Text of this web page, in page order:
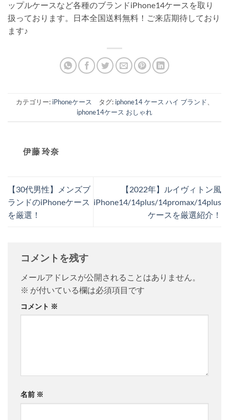
ップルケースなど各種のブランドiPhone14ケースを取り
扱っております。日本全国送料無料！ご来店期待しており
ます♪
カテゴリー: iPhoneケース タグ: iphone14 ケース ハイ ブランド
iphone14ケース おしゃれ
伊藤 玲奈
【30代男性】メンズブ
ランドのiPhoneケース
を厳選！
【2022年】ルイヴィトン風
iPhone14/14plus/14promax/14plus
ケースを厳選紹介！
コメントを残す
メールアドレスが公開されることはありません。
※ が付いている欄は必須項目です
コメント ※
名前 ※